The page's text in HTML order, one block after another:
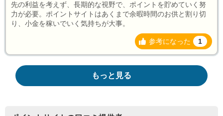
先の利益を考えず、長期的な視野で、ポイントを貯めていく努
力が必要。ポイントサイトはあくまで余暇時間のお供と割り切
り、小金を稼いでいく気持ちが大事。
参考になった 1
もっと見る